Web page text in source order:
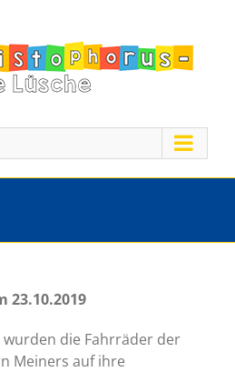
23.10.2019
die Fahrräder der
Meiners auf ihre